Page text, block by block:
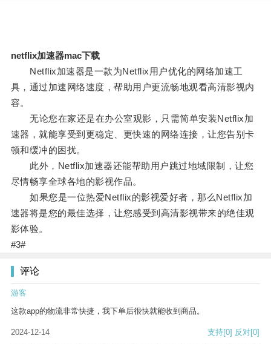
netflix加速器mac下载
Netflix加速器是一款为Netflix用户优化的网络加速工
具，通过加速网络速度，帮助用户更流畅地观看高清影视内
容。
无论您在家还是在办公室观影，只需简单安装Netflix加
速器，就能享受到更稳定、更快速的网络连接，让您告别卡
顿和缓冲的困扰。
此外，Netflix加速器还能帮助用户跳过地域限制，让您
尽情畅享全球各地的影视作品。
如果您是一位热爱Netflix的影视爱好者，那么Netflix加
速器将是您的最佳选择，让您感受到高清影视带来的绝佳观
影体验。
#3#
评论
游客
这款app的物流非常快捷，我下单后很快就能收到商品。
2024-12-14 支持[0] 反对[0]